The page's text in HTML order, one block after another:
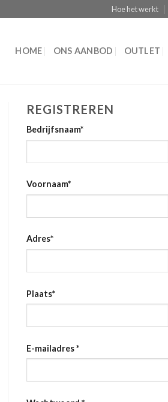
Hoe het werkt
HOME ONS AANBOD OUTLET
REGISTREREN
Bedrijfsnaam*
Voornaam*
Adres*
Plaats*
E-mailadres*